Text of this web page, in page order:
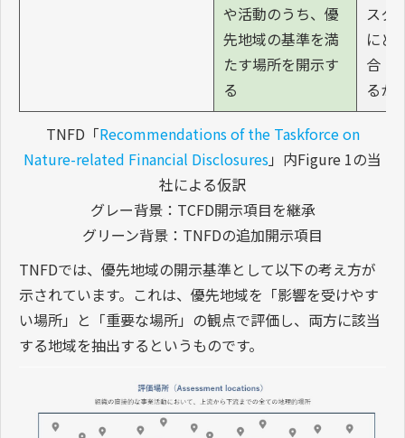
や活動のうち、優
先地域の基準を満
たす場所を開示す
る
スク
にど
合・
るか
TNFD「Recommendations of the Taskforce on
Nature-related Financial Disclosures」内Figure 1の当
社による仮訳
グレー背景：TCFD開示項目を継承
グリーン背景：TNFDの追加開示項目
TNFDでは、優先地域の開示基準として以下の考え方が
示されています。これは、優先地域を「影響を受けやす
い場所」と「重要な場所」の観点で評価し、両方に該当
する地域を抽出するというものです。